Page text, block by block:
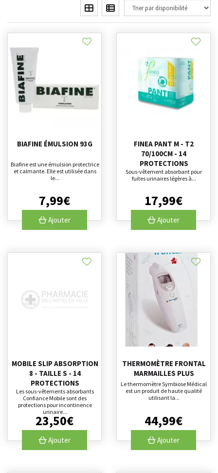
BIAFINE ÉMULSION 93G
Biafine est une émulsion protectrice
et calmante. Elle est utilisée dans
le...
7,99€
Ajouter
FINEA PANT M - T2
70/100CM - 14
PROTECTIONS
Sous-vêtement absorbant pour
fuites urinaires légères à...
17,99€
Ajouter
MOBILE SLIP ABSORPTION
8 - TAILLE S - 14
PROTECTIONS
Les sous-vêtements absorbants
Confiance Mobile sont des
protections pour incontinence
urinaire...
23,50€
Ajouter
THERMOMÈTRE FRONTAL
MARMAILLES PLUS
Le thermomètre Symbiose Médical
est un produit de haute qualité
utilisant la...
44,99€
Ajouter